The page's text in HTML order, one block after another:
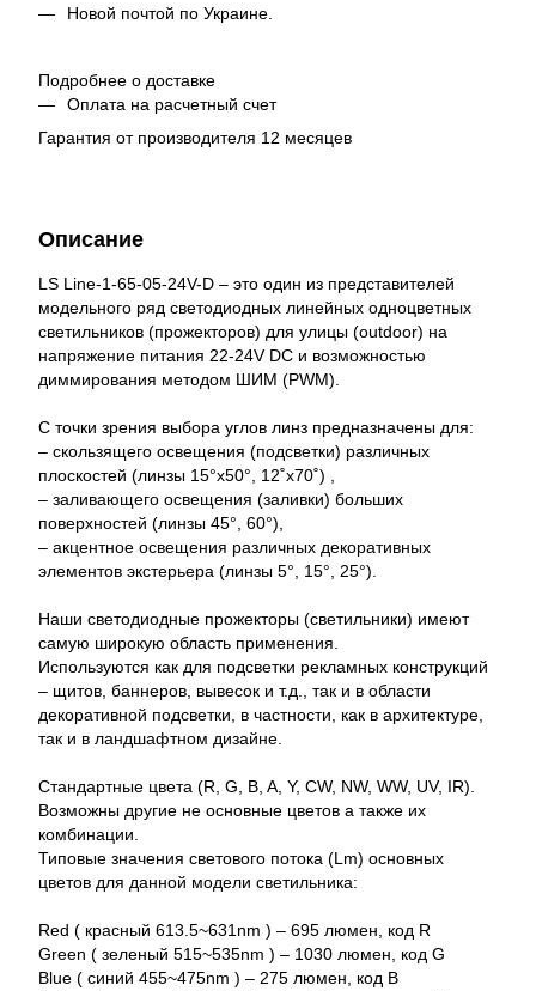
Новой почтой по Украине.
Подробнее о доставке
Оплата на расчетный счет
Гарантия от производителя 12 месяцев
Описание
LS Line-1-65-05-24V-D – это один из представителей
модельного ряд светодиодных линейных одноцветных
светильников (прожекторов) для улицы (outdoor) на
напряжение питания 22-24V DC и возможностью
диммирования методом ШИМ (PWM).
С точки зрения выбора углов линз предназначены для:
– скользящего освещения (подсветки) различных
плоскостей (линзы 15°x50°, 12˚x70˚) ,
– заливающего освещения (заливки) больших
поверхностей (линзы 45°, 60°),
– акцентное освещения различных декоративных
элементов экстерьера (линзы 5°, 15°, 25°).
Наши светодиодные прожекторы (светильники) имеют
самую широкую область применения.
Используются как для подсветки рекламных конструкций
– щитов, баннеров, вывесок и т.д., так и в области
декоративной подсветки, в частности, как в архитектуре,
так и в ландшафтном дизайне.
Стандартные цвета (R, G, B, A, Y, CW, NW, WW, UV, IR).
Возможны другие не основные цветов а также их
комбинации.
Типовые значения светового потока (Lm) основных
цветов для данной модели светильника:
Red ( красный 613.5~631nm ) – 695 люмен, код R
Green ( зеленый 515~535nm ) – 1030 люмен, код G
Blue ( синий 455~475nm ) – 275 люмен, код B